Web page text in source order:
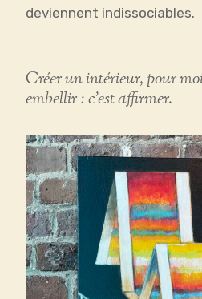
deviennent indissociables.
Créer un intérieur, pour
embellir : c’est affirmer.